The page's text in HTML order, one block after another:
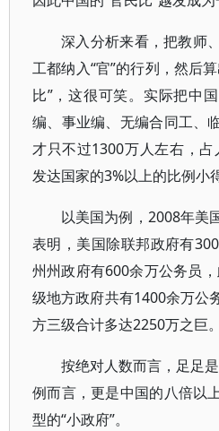
深入分析来看，把教师
工都纳入“官”的行列，然后
比”，这很可笑。实际把中
编、事业编、无编合同工、
才只不过1300万人左右，
发达国家的3%以上的比例小
以美国为例，2008年美
表明，美国除联邦政府有
州州政府有600余万公务员
级地方政府共有1400余万公
方三级合计多达2250万之巨。
按绝对人数而言，足足
例而言，更是中国的八倍以
型的“小政府”。